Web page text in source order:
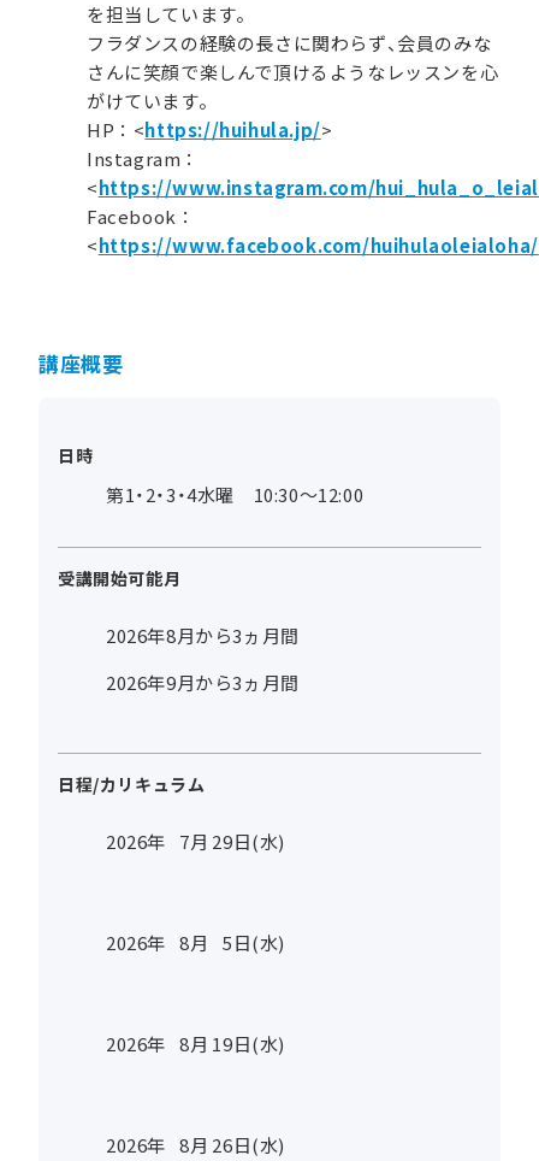
を担当しています。
フラダンスの経験の長さに関わらず、会員のみな
さんに笑顔で楽しんで頂けるようなレッスンを心
がけています。
HP：<https://huihula.jp/>
Instagram：
<https://www.instagram.com/
Facebook：
<https://www.facebook.com/huihulaoleialoha/
講座概要
日時
第1・2・3・4水曜 10:30～12:00
受講開始可能月
2026年8月から3ヵ月間
2026年9月から3ヵ月間
日程/カリキュラム
2026年 7月 29日(水)
2026年 8月 5日(水)
2026年 8月 19日(水)
2026年 8月 26日(水)